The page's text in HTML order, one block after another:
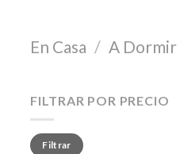
En Casa / A Dormir
FILTRAR POR PRECIO
Precio
mínimo
Precio
máximo
Filtrar